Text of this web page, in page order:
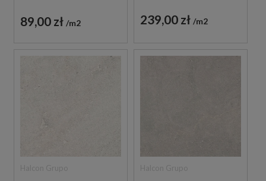
89,00 zł m2 239,00 zł m2